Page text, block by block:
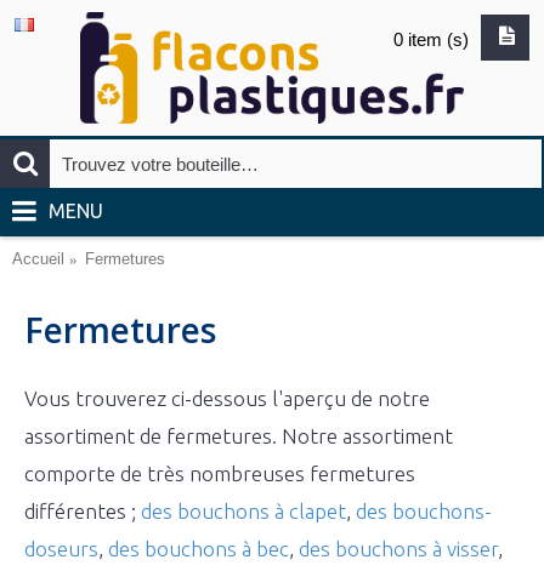
0 item (s)
MENU
Accueil Fermetures
Fermetures
Vous trouverez ci-dessous l'aperçu de notre
assortiment de fermetures. Notre assortiment
comporte de très nombreuses fermetures
différentes ; des bouchons à clapet, des bouchons-
doseurs, des bouchons à bec, des bouchons à visser,